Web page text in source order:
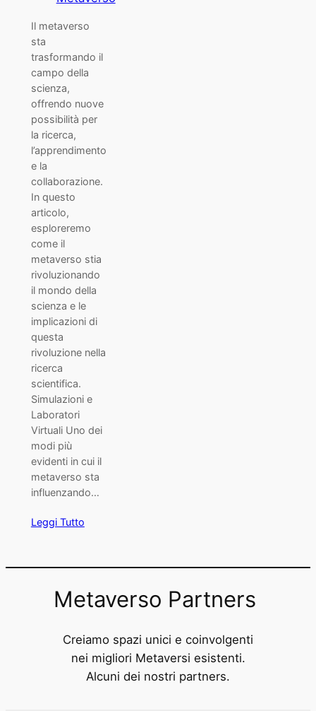
Il metaverso
sta
trasformando il
campo della
scienza,
offrendo nuove
possibilità per
la ricerca,
l’apprendimento
e la
collaborazione.
In questo
articolo,
esploreremo
come il
metaverso stia
rivoluzionando
il mondo della
scienza e le
implicazioni di
questa
rivoluzione nella
ricerca
scientifica.
Simulazioni e
Laboratori
Virtuali Uno dei
modi più
evidenti in cui il
metaverso sta
influenzando…
Leggi Tutto
Metaverso Partners
Creiamo spazi unici e coinvolgenti
nei migliori Metaversi esistenti.
Alcuni dei nostri partners.